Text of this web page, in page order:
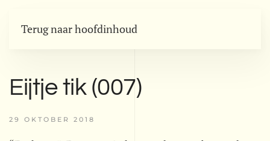
Terug naar hoofdinhoud
Eijtje tik (007)
29 OKTOBER 2018